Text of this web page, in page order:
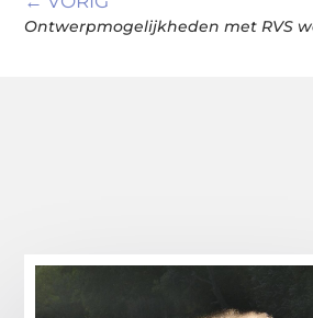
Ontwerpmogelijkheden met RVS